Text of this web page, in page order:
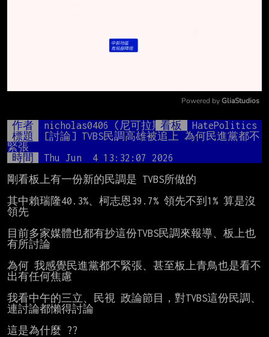
Mute
Powered by GliaStudios
作者 nicholas0406 (尼可拉斯)看板
HatePolitics
標題
[討論] TVBS民調高雄被追上 為何民進黨都不
緊張
時間
Thu Jun  4 13:32:07 2026
剛看板上有一份新的民調是 TVBS所做的
其中賴瑞隆40.3%、柯志恩39.7% 領先不到1% 算是沒
領先
目前多家媒體也都有抄這份TVBS民調來報導、板上也
有所討論
為何 我感覺民進黨都不緊張、甚至板上青鳥也是看不
出有任何焦慮
我看中午的三立、民視 政論節目，對TVBS這份民調、
連討論都懶得討論
這是為什麼 ??